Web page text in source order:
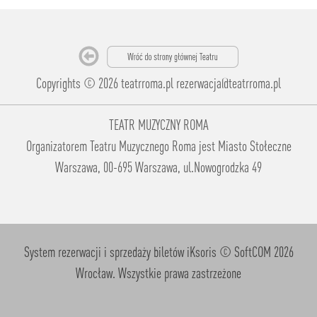
Copyrights © 2026 teatrroma.pl rezerwacja@teatrroma.pl
TEATR MUZYCZNY ROMA
Organizatorem Teatru Muzycznego Roma jest Miasto Stołeczne
Warszawa, 00-695 Warszawa, ul.Nowogrodzka 49
System rezerwacji i sprzedaży biletów iKsoris © SoftCOM 2026
Wrocław. Wszystkie prawa zastrzeżone